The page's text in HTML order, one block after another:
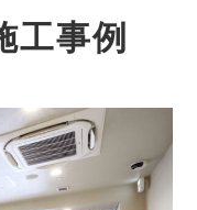
工事例